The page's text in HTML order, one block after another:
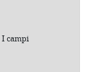
I campi